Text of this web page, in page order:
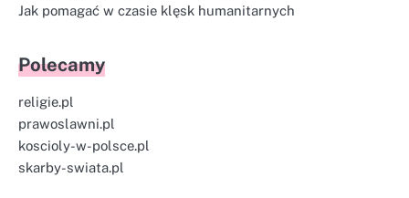
Jak pomagać w czasie klęsk humanitarnych
Polecamy
religie.pl
prawoslawni.pl
koscioly-w-polsce.pl
skarby-swiata.pl